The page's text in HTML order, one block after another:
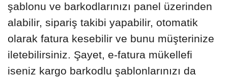
şablonu ve barkodlarınızı panel üzerinden
alabilir, sipariş takibi yapabilir, otomatik
olarak fatura kesebilir ve bunu müşterinize
iletebilirsiniz. Şayet, e-fatura mükellefi
iseniz kargo barkodlu şablonlarınızı da